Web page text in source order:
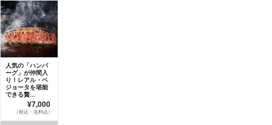
人気の「ハンバ
ーグ」が仲間入
り！レアル・ベ
ジョータを堪能
できる贅...
¥7,000
（税込・送料込）